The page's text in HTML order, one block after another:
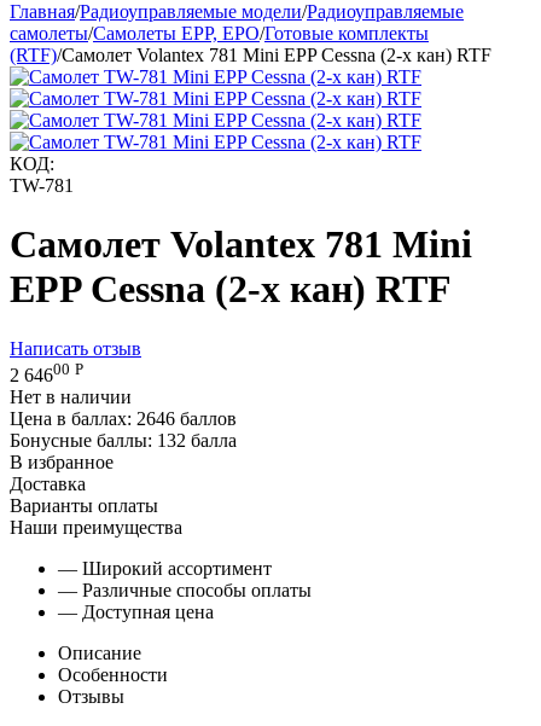
Главная/Радиоуправляемые модели/Радиоуправляемые
самолеты/Самолеты EPP, EPO/Готовые комплекты
(RTF)/Самолет Volantex 781 Mini EPP Cessna (2-х кан) RTF
КОД:
TW-781
Самолет Volantex 781 Mini
EPP Cessna (2-х кан) RTF
Написать отзыв
2 64600 Р
Нет в наличии
Цена в баллах: 2646 баллов
Бонусные баллы: 132 балла
В избранное
Доставка
Варианты оплаты
Наши преимущества
— Широкий ассортимент
— Различные способы оплаты
— Доступная цена
Описание
Особенности
Отзывы